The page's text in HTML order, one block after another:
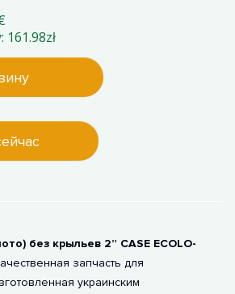
без крыльев 2” CASE ECOLO-
запчасть для
украинским